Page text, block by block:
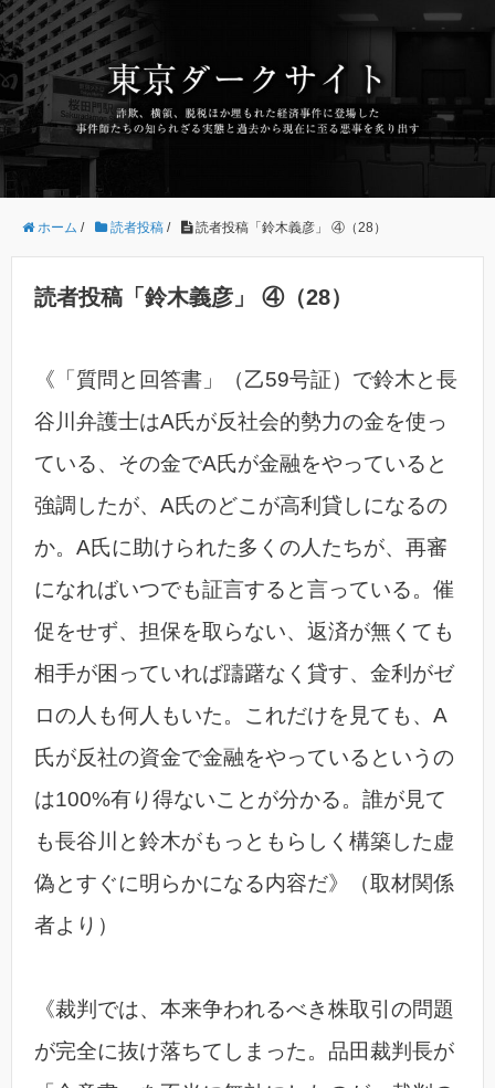
ホーム / 読者投稿 / 読者投稿「鈴木義彦」 ④（28）
読者投稿「鈴木義彦」 ④（28）
《「質問と回答書」（乙59号証）で鈴木と長
谷川弁護士はA氏が反社会的勢力の金を使っ
ている、その金でA氏が金融をやっていると
強調したが、A氏のどこが高利貸しになるの
か。A氏に助けられた多くの人たちが、再審
になればいつでも証言すると言っている。催
促をせず、担保を取らない、返済が無くても
相手が困っていれば躊躇なく貸す、金利がゼ
ロの人も何人もいた。これだけを見ても、A
氏が反社の資金で金融をやっているというの
は100%有り得ないことが分かる。誰が見て
も長谷川と鈴木がもっともらしく構築した虚
偽とすぐに明らかになる内容だ》（取材関係
者より）
《裁判では、本来争われるべき株取引の問題
が完全に抜け落ちてしまった。品田裁判長が